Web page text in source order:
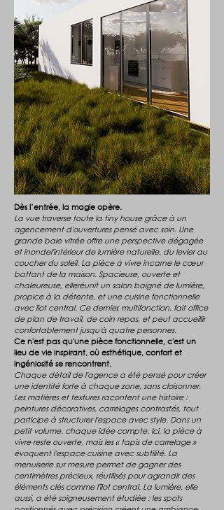
Dès l’entrée, la magie opère.
La vue traverse toute la tiny house grâce à un
agencement d'ouvertures pensé avec soin. Une
grande baie vitrée offre une perspective dégagée
et inondel'intérieur de lumière naturelle, du levier au
coucher du soleil. La pièce à vivre incarne le cœur
battant de la maison. Spacieuse, ouverte et
chaleureuse, elleréunit un salon baigné de lumière,
propice à la détente, et une cuisine fonctionnelle
avec îlot central. Ce dernier, multifonction, fait office
de plan de travail, de coin repas, et peut accueillir
confortablement jusqu'à quatre personnes.
Ce n'est pas qu'une pièce fonctionnelle, c'est un
lieu de vie inspirant, où esthétique, confort et
ingéniosité se rencontrent.
Chaque détail de l'agence a été pensé pour créer
une identité forte à chaque zone, sans cloisonner.
Les matières et textures racontent une histoire :
peintures décoratives, carrelages contrastés, tout
participe à structurer l'espace avec style. Dans un
petit volume, chaque idée compte. Ici, la pièce à
vivre reste ouverte, mais les « tapis de carrelage »
évoquent l'espace cuisine avec subtilité. La
menuiserie sur mesure permet de gagner des
centimètres précieux, réutilisés pour agrandir des
éléments clés comme l'îlot central. La lumière, elle
aussi, a été soigneusement étudiée : les spots